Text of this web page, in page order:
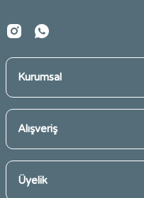
Kurumsal
Alışveriş
Üyelik